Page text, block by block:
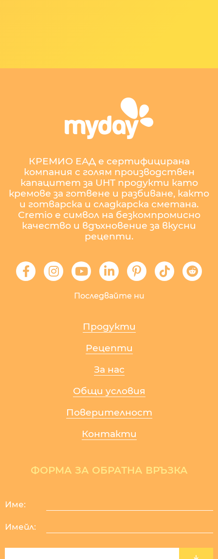
КРЕМИО ЕАД е сертифицирана
компания с голям производствен
капацитет за UHT продукти като
кремове за готвене и разбиване, както
и готварска и сладкарска сметана.
Cremio е символ на безкомпромисно
качество и вдъхновение за вкусни
рецепти.
Последвайте ни
Продукти
Рецепти
За нас
Общи условия
Поверителност
Контакти
ФОРМА ЗА ОБРАТНА ВРЪЗКА
Име:
Имейл: